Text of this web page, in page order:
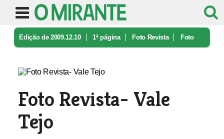
Edição de 2009.12.10 1ª página Foto Revista Foto
Foto Revista- Vale
Tejo